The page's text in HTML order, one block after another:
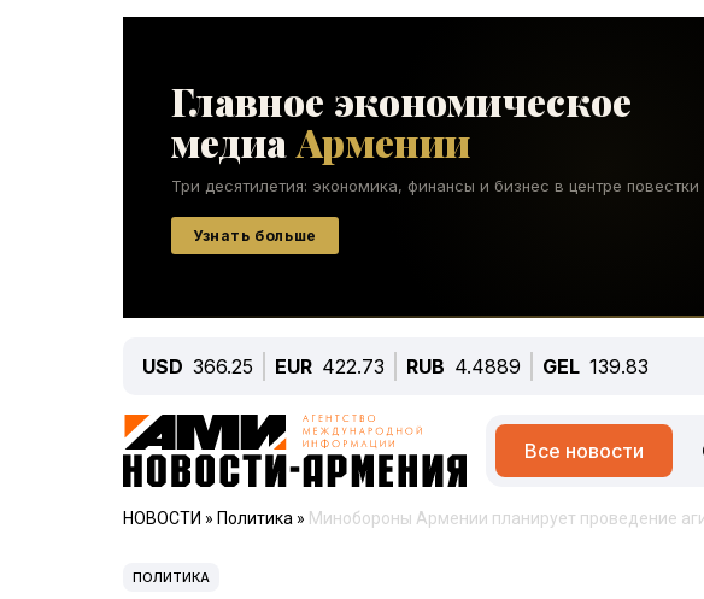
USD 366.25 EUR 422.73 RUB 4.4889 GEL 139.83
Все новости
НОВОСТИ » Политика » Минобороны Армении планирует проведение
ПОЛИТИКА